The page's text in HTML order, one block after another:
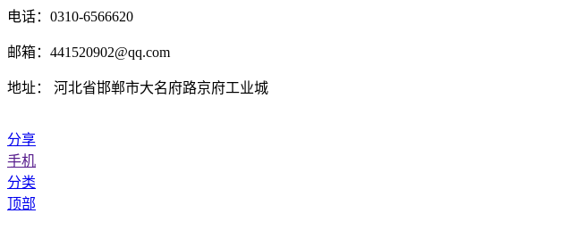
电话：0310-6566620
邮箱：441520902@qq.com
地址： 河北省邯郸市大名府路京府工业城
分享
手机
分类
顶部